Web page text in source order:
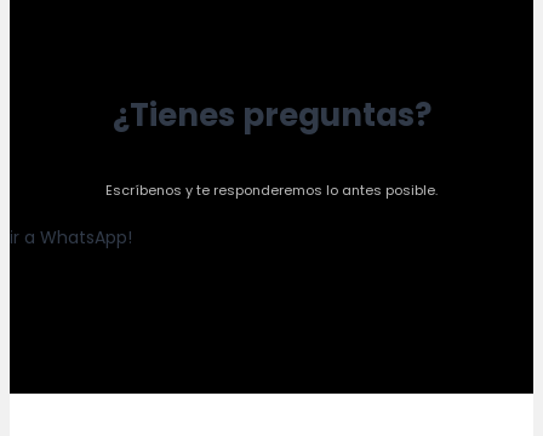
¿Tienes preguntas?
Escríbenos y te responderemos lo antes posible.
ir a WhatsApp!